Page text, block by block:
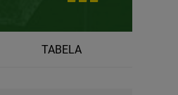
TABELA